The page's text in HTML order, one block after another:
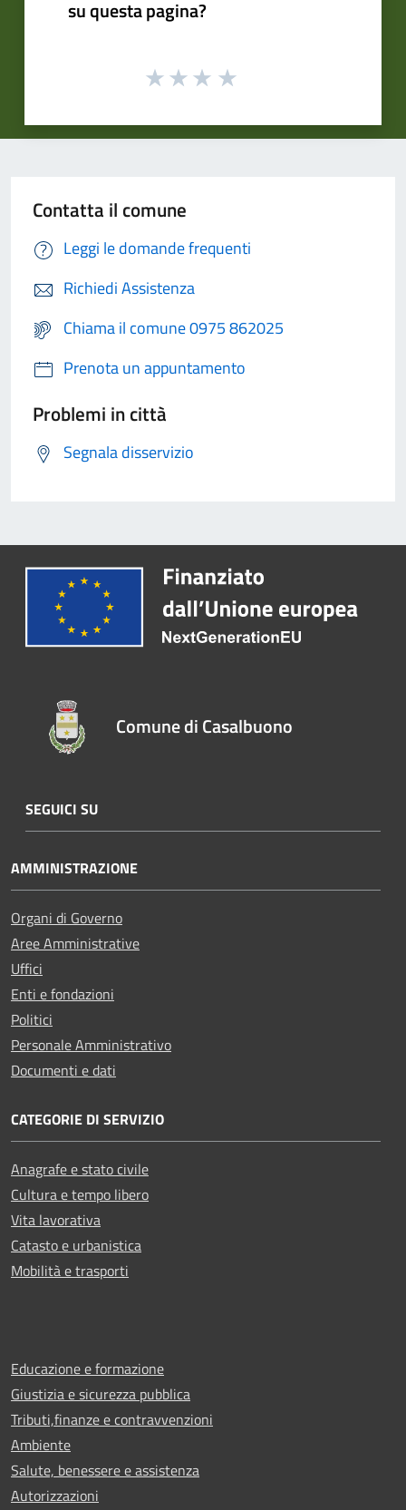
su questa pagina?
Contatta il comune
Leggi le domande frequenti
Richiedi Assistenza
Chiama il comune 0975 862025
Prenota un appuntamento
Problemi in città
Segnala disservizio
Comune di Casalbuono
SEGUICI SU
AMMINISTRAZIONE
Organi di Governo
Aree Amministrative
Uffici
Enti e fondazioni
Politici
Personale Amministrativo
Documenti e dati
CATEGORIE DI SERVIZIO
Anagrafe e stato civile
Cultura e tempo libero
Vita lavorativa
Catasto e urbanistica
Mobilità e trasporti
Educazione e formazione
Giustizia e sicurezza pubblica
Tributi,finanze e contravvenzioni
Ambiente
Salute, benessere e assistenza
Autorizzazioni